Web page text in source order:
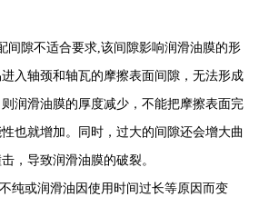
间隙不适合要求,该间隙影响润滑油膜的形
入轴颈和轴瓦的摩擦表面间隙，无法形成
润滑油膜的厚度减少，不能把摩擦表面完
也就增加。同时，过大的间隙还会增大曲
，导致润滑油膜的破裂。
纯或润滑油因使用时间过长等原因而变